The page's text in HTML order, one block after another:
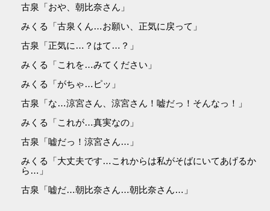
古泉「おや、朝比奈さん」
みくる「古泉くん…お願い、正気に戻って」
古泉「正気に…？はて…？」
みくる「これを…みてください」
みくる「がちゃ…ピッ」
古泉「な…涼宮さん、涼宮さん！嘘だっ！そんなっ！」
みくる「これが…真実なの」
古泉「嘘だっ！涼宮さん…」
みくる「大丈夫です…これからは私がそばにいてあげるか
ら…」
古泉「嘘だ…朝比奈さん…朝比奈さん…」